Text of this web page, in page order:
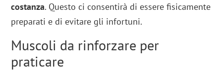
costanza. Questo ci consentirà di essere fisicamente
preparati e di evitare gli infortuni.
Muscoli da rinforzare per
praticare